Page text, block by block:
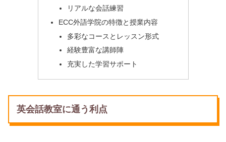
リアルな会話練習
ECC外語学院の特徴と授業内容
多彩なコースとレッスン形式
経験豊富な講師陣
充実した学習サポート
英会話教室に通う利点